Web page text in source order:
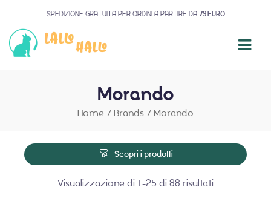
SPEDIZIONE GRATUITA PER ORDINI A PARTIRE DA 79 EURO
Morando
Home / Brands / Morando
Scopri i prodotti
Visualizzazione di 1-25 di 88 risultati